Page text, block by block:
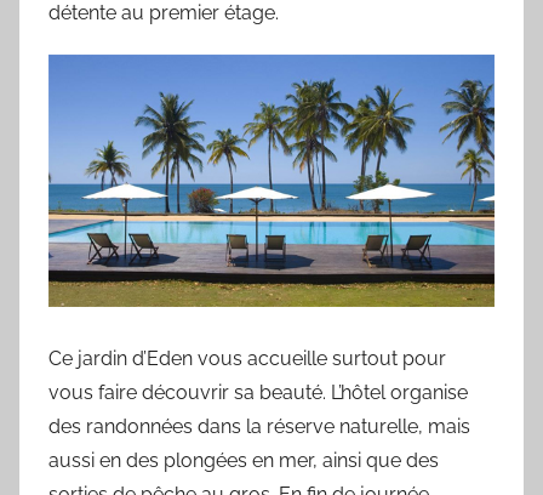
détente au premier étage.
Ce jardin d’Eden vous accueille surtout pour
vous faire découvrir sa beauté. L’hôtel organise
des randonnées dans la réserve naturelle, mais
aussi en des plongées en mer, ainsi que des